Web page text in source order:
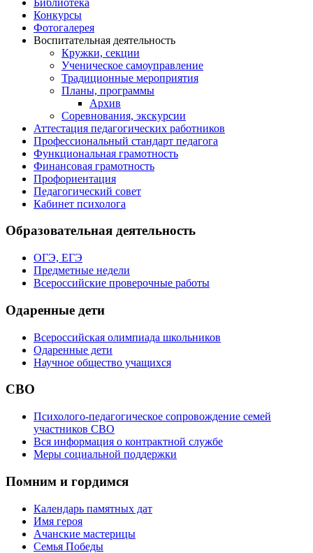
Конкурсы
Фотогалерея
Воспитательная деятельность
Кружки, секции
Ученическое самоуправление
Традиционные мероприятия
Планы, программы
Архив
Соревнования, экскурсии
Аттестация педагогических работников
Профессиональный стандарт педагога
Функциональная грамотность
Финансовая грамотность
Профориентация
Педагогический совет
Кабинет психолога
Образовательная деятельность
ОГЭ, ЕГЭ
Предметные недели
Всероссийские проверочные работы
Одаренные дети
Всероссийская олимпиада школьников
Одаренные дети
Научное общество учащихся
СВО
Психолого-педагогическое сопровождение семей
участников СВО
Вся информация о контрактной службе
Меры социальной поддержки
Помним и гордимся
Календарь памятных дат
Имя героя
Ачанские мастерицы
Семья Победы